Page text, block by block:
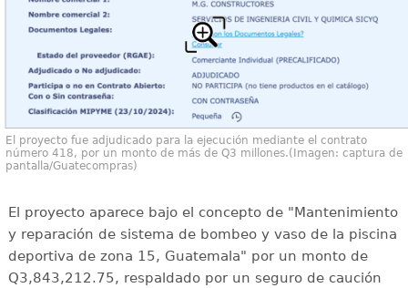
El proyecto fue adjudicado para la ejecución mediante el contrato
número 418, por un monto de más de Q3 millones.(Imagen: captura de
pantalla/Guatecompras)
El proyecto aparece bajo el concepto de "Mantenimiento
y reparación de sistema de bombeo y vaso de la piscina
deportiva de zona 15, Guatemala" por un monto de
Q3,843,212.75, respaldado por un seguro de caución